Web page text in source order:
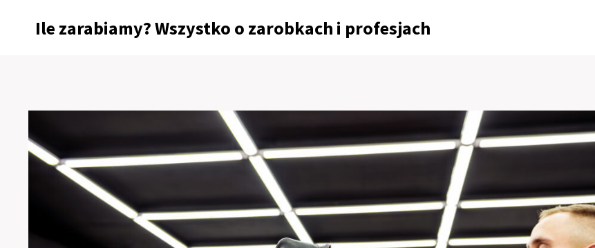
Ile zarabiamy? Wszystko o zarobkach i profesjach